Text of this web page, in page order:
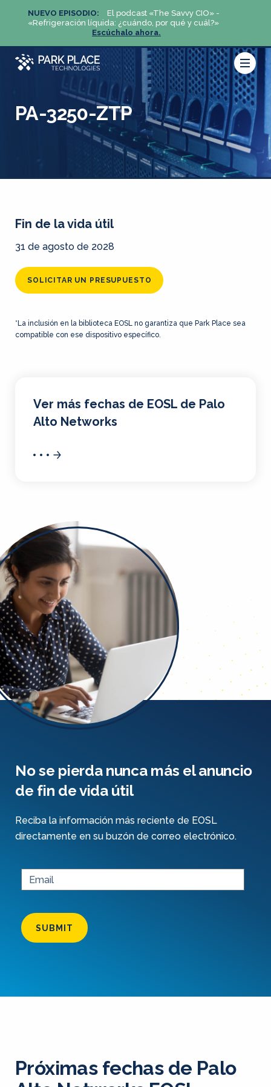
NUEVO EPISODIO:
El podcast «The Savvy CIO» -
«Refrigeración líquida: ¿cuándo, por qué y cuál?»
Escúchalo ahora.
PA-3250-ZTP
Fin de la vida útil
31 de agosto de 2028
SOLICITAR UN PRESUPUESTO
*La inclusión en la biblioteca EOSL no garantiza que Park Place sea
compatible con ese dispositivo específico.
Ver más fechas de EOSL de Palo
Alto Networks
No se pierda nunca más el anuncio
de fin de vida útil
Reciba la información más reciente de EOSL
directamente en su buzón de correo electrónico.
SUBMIT
Próximas fechas de Palo